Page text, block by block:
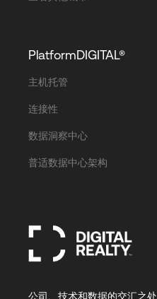
PlatformDIGITAL®
主机托管
连接性
数据洞察中心
普适数据中心架构
公司、技术和数据的交汇之处